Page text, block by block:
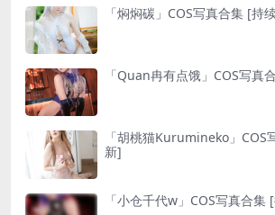
「焖焖碳」COS写真合集 [持
「Quan冉有点饿」COS写真
「胡桃猫Kurumineko」COS
新]
「小仓千代w」COS写真合集